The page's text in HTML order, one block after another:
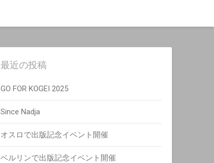
最近の投稿
GO FOR KOGEI 2025
Since Nadja
オスロで出版記念イベント開催
ベルリンで出版記念イベント開催